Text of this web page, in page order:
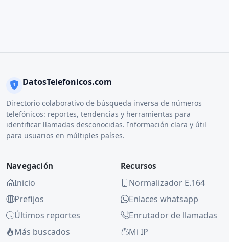
DatosTelefonicos.com
Directorio colaborativo de búsqueda inversa de números
telefónicos: reportes, tendencias y herramientas para
identificar llamadas desconocidas. Información clara y útil
para usuarios en múltiples países.
Navegación
Inicio
Prefijos
Últimos reportes
Más buscados
Recursos
Normalizador E.164
Enlaces whatsapp
Enrutador de llamadas
Mi IP